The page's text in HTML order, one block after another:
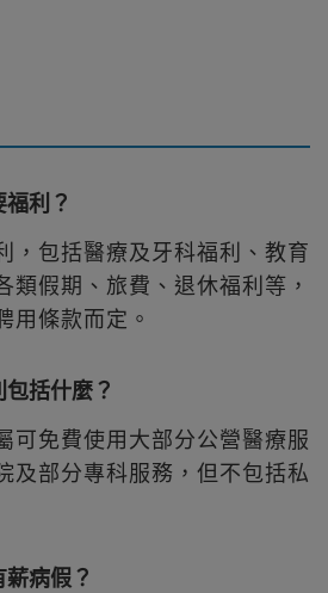
利？
，包括醫療及牙科福利、教育
類假期、旅費、退休福利等，
用條款而定。
括什麼？
可免費使用大部分公營醫療服
及部分專科服務，但不包括私
病假？